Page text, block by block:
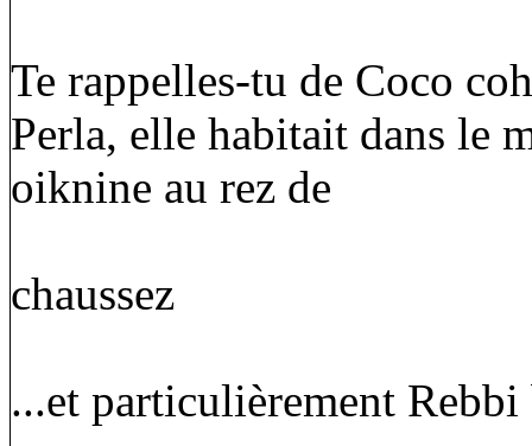
Te rappelles-tu de Coco
Perla, elle habitait dans le
oiknine au rez de
chaussez
...et particulièrement